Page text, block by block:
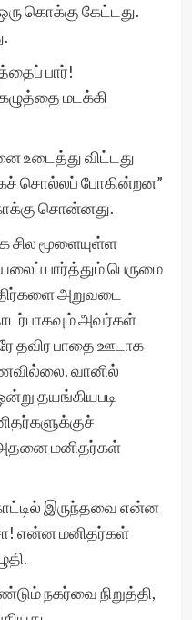
கொக்கு கேட்டது.
பார்!
மடக்கி
உடைத்து விட்டது
சொல்லப் போகின்றன”
சொன்னது.
மூளையுள்ள
பார்த்தும் பெருமை
அறுவடை
அவர்கள்
தவிர பாதை ஊடாக
வானில்
தயங்கியபடி
மனிதர்கள்
காட்டில் இருந்தவை என்ன
என்ன மனிதர்கள்
நகர்வை நிறுத்தி,